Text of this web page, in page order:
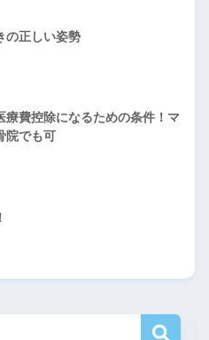
の正しい姿勢
療費控除になるための条件！マ
院でも可